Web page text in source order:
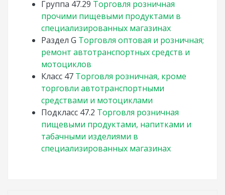
Группа 47.29 Торговля розничная
прочими пищевыми продуктами в
специализированных магазинах
Раздел G Торговля оптовая и розничная;
ремонт автотранспортных средств и
мотоциклов
Класс 47 Торговля розничная, кроме
торговли автотранспортными
средствами и мотоциклами
Подкласс 47.2 Торговля розничная
пищевыми продуктами, напитками и
табачными изделиями в
специализированных магазинах